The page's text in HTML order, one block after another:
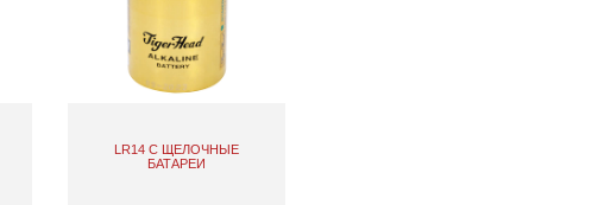
LR14 C ЩЕЛОЧНЫЕ
БАТАРЕИ